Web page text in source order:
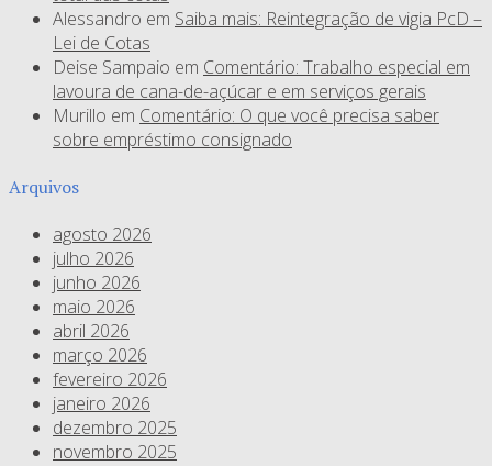
Alessandro em Saiba mais: Reintegração de vigia PcD –
Lei de Cotas
Deise Sampaio em Comentário: Trabalho especial em
lavoura de cana-de-açúcar e em serviços gerais
Murillo em Comentário: O que você precisa saber
sobre empréstimo consignado
Arquivos
agosto 2026
julho 2026
junho 2026
maio 2026
abril 2026
março 2026
fevereiro 2026
janeiro 2026
dezembro 2025
novembro 2025